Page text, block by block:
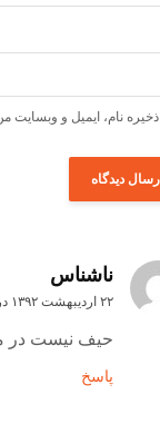
ذخیره نام، ایمیل و وبسایت
ناشناس
۲۲ اردیبهشت ۱۳۹۲ در ۴:۴۹ ب٫ظ
حیف نیست در
پاسخ